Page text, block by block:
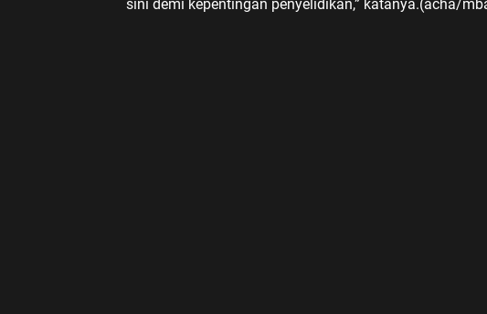
sini demi kepentingan penyelidikan,” katanya.(acha/